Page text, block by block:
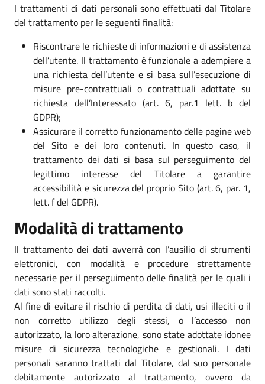
I trattamenti di dati personali sono effettuati dal Titolare
del trattamento per le seguenti finalità:
Riscontrare le richieste di informazioni e di assistenza
dell’utente. Il trattamento è funzionale a adempiere a
una richiesta dell’utente e si basa sull’esecuzione di
misure pre-contrattuali o contrattuali adottate su
richiesta dell’Interessato (art. 6, par.1 lett. b del
GDPR);
Assicurare il corretto funzionamento delle pagine web
del Sito e dei loro contenuti. In questo caso, il
trattamento dei dati si basa sul perseguimento del
legittimo interesse del Titolare a garantire
accessibilità e sicurezza del proprio Sito (art. 6, par. 1,
lett. f del GDPR).
Modalità di trattamento
Il trattamento dei dati avverrà con l’ausilio di strumenti
elettronici, con modalità e procedure strettamente
necessarie per il perseguimento delle finalità per le quali i
dati sono stati raccolti.
Al fine di evitare il rischio di perdita di dati, usi illeciti o il
non corretto utilizzo degli stessi, o l’accesso non
autorizzato, la loro alterazione, sono state adottate idonee
misure di sicurezza tecnologiche e gestionali. I dati
personali saranno trattati dal Titolare, dal suo personale
debitamente autorizzato al trattamento, ovvero da